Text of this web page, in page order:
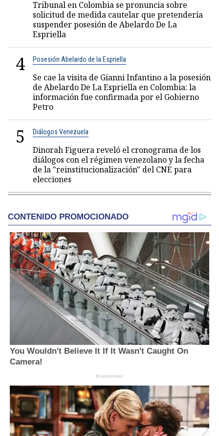
Tribunal en Colombia se pronuncia sobre
solicitud de medida cautelar que pretendería
suspender posesión de Abelardo De La
Espriella
4 Posesión Abelardo de la Espriella
Se cae la visita de Gianni Infantino a la posesión
de Abelardo De La Espriella en Colombia: la
información fue confirmada por el Gobierno
Petro
5 Diálogos Venezuela
Dinorah Figuera reveló el cronograma de los
diálogos con el régimen venezolano y la fecha
de la "reinstitucionalización" del CNE para
elecciones